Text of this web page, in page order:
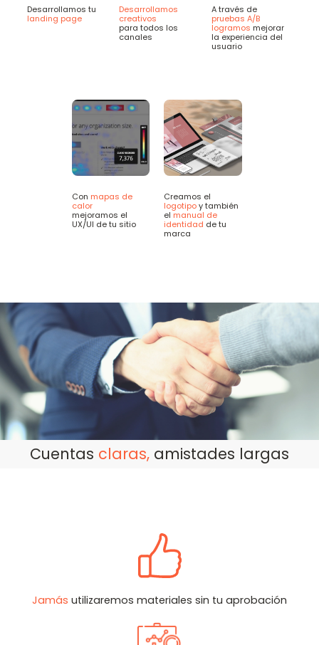
Desarrollamos tu
landing page
Desarrollamos
creativos
para todos los
canales
A través de
pruebas A/B
logramos mejorar
la experiencia del
usuario
Con mapas de
calor
mejoramos el
UX/UI de tu sitio
Creamos el
logotipoy también
el manual de
identidad de tu
marca
Cuentas claras, amistades largas
Jamás utilizaremos materiales sin tu aprobación